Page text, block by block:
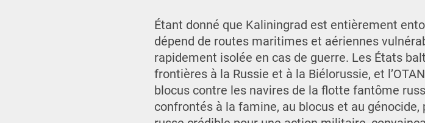
Étant donné que Kaliningrad est entièrement
dépend de routes maritimes et aériennes
rapidement isolée en cas de guerre. Les États
frontières à la Russie et à la Biélorussie, et
blocus contre les navires de la flotte fantôme
confrontés à la famine, au blocus et au